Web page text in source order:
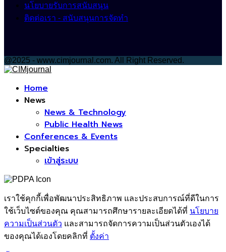
นโยบายรับการสนับสนุน
ติดต่อเรา - สนับสนุนการจัดทำ
@2025 - www.cimjournal.com. All Right Reserved.
Home
News
News & Technology
Public Health News
Conferences & Events
Specialties
เข้าสู่ระบบ
เราใช้คุกกี้เพื่อพัฒนาประสิทธิภาพ และประสบการณ์ที่ดีในการ
ใช้เว็บไซต์ของคุณ คุณสามารถศึกษารายละเอียดได้ที่ นโยบาย
ความเป็นส่วนตัว และสามารถจัดการความเป็นส่วนตัวเองได้
ของคุณได้เองโดยคลิกที่ ตั้งค่า